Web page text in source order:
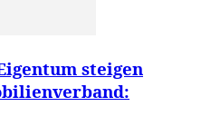
steigen